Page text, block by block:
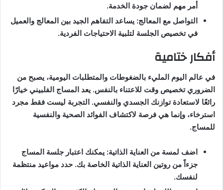
أمر مهم لضمان جودة الخدمة.
التواصل مع المعالج: يساعد التفاهم الجيد بين المعالج والعميل
في تخصيص الجلسة لتلبية الاحتياجات الفردية.
أفكار ختامية
في عالم اليوم المليء بالضغوطات والمتطلبات اليومية، يصبح من
الضروري تخصيص وقت للاعتناء بالنفس. يعد المساج الفلبيني خيارًا
رائعًا لاستعادة توازنك الجسدي والنفسي. التجربة ليست فقط مجرد
استرخاء، وإنما هي فرصة لاكتشاف الفوائد الصحية والنفسية
للمساج.
اضف لمسة من العناية الذاتية: يمكنك اعتبار جلسة المساج
جزءاً من روتين العناية الذاتية الخاصة بك. حدد مواعيد منتظمة
لنفسك.